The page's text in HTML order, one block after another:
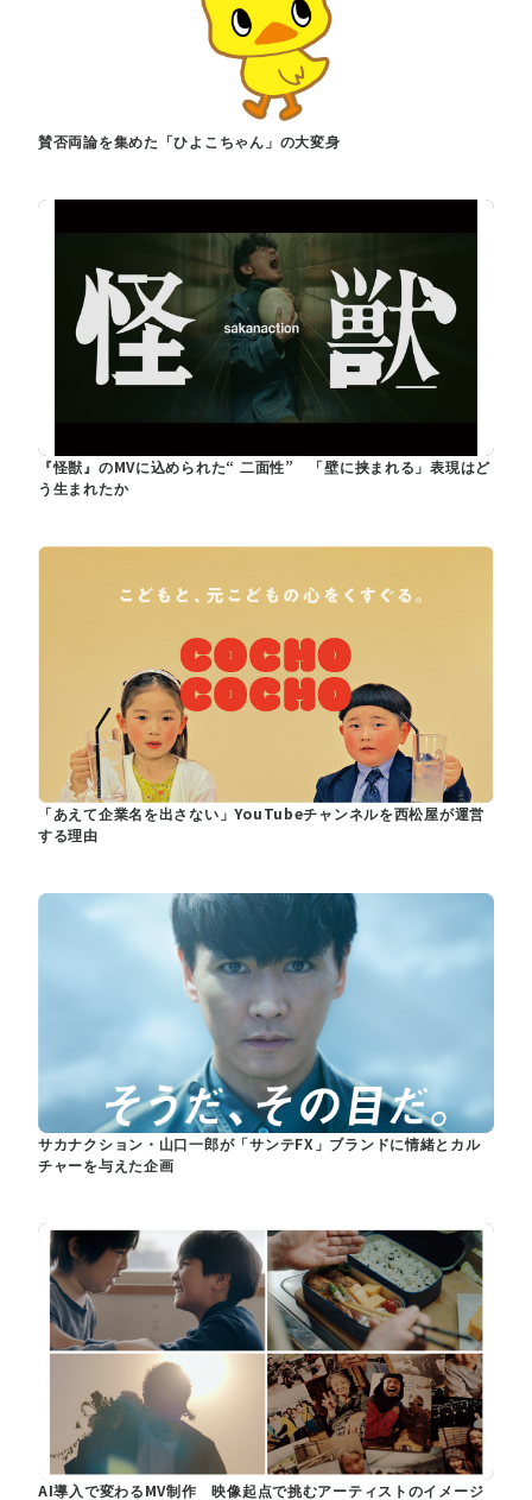
賛否両論を集めた「ひよこちゃん」の大変身
『怪獣』のMVに込められた“ 二面性” 「壁に挟まれる」表現はど
う生まれたか
「あえて企業名を出さない」YouTubeチャンネルを西松屋が運営
する理由
サカナクション・山口一郎が「サンテFX」ブランドに情緒とカル
チャーを与えた企画
AI導入で変わるMV制作 映像起点で挑むアーティストのイメージ